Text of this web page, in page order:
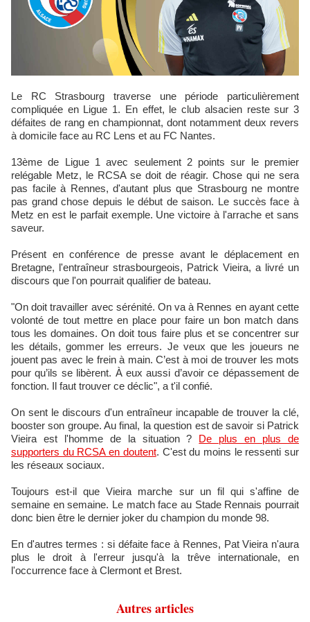
Le RC Strasbourg traverse une période particulièrement
compliquée en Ligue 1. En effet, le club alsacien reste sur 3
défaites de rang en championnat, dont notamment deux revers
à domicile face au RC Lens et au FC Nantes.
13ème de Ligue 1 avec seulement 2 points sur le premier
relégable Metz, le RCSA se doit de réagir. Chose qui ne sera
pas facile à Rennes, d'autant plus que Strasbourg ne montre
pas grand chose depuis le début de saison. Le succès face à
Metz en est le parfait exemple. Une victoire à l'arrache et sans
saveur.
Présent en conférence de presse avant le déplacement en
Bretagne, l'entraîneur strasbourgeois, Patrick Vieira, a livré un
discours que l'on pourrait qualifier de bateau.
"On doit travailler avec sérénité. On va à Rennes en ayant cette
volonté de tout mettre en place pour faire un bon match dans
tous les domaines. On doit tous faire plus et se concentrer sur
les détails, gommer les erreurs. Je veux que les joueurs ne
jouent pas avec le frein à main. C’est à moi de trouver les mots
pour qu’ils se libèrent. À eux aussi d’avoir ce dépassement de
fonction. Il faut trouver ce déclic", a t'il confié.
On sent le discours d'un entraîneur incapable de trouver la clé,
booster son groupe. Au final, la question est de savoir si Patrick
Vieira est l'homme de la situation ? De plus en plus de
supporters du RCSA en doutent. C'est du moins le ressenti sur
les réseaux sociaux.
Toujours est-il que Vieira marche sur un fil qui s'affine de
semaine en semaine. Le match face au Stade Rennais pourrait
donc bien être le dernier joker du champion du monde 98.
En d'autres termes : si défaite face à Rennes, Pat Vieira n'aura
plus le droit à l'erreur jusqu'à la trêve internationale, en
l'occurrence face à Clermont et Brest.
Autres articles